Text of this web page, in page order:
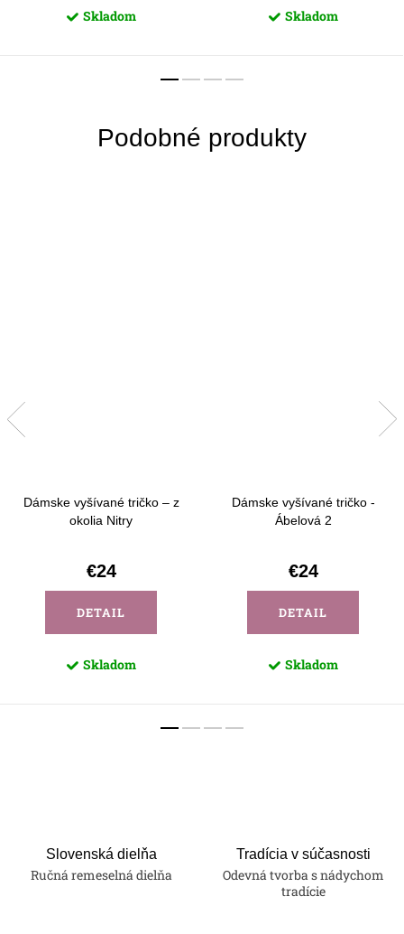
Skladom Skladom
Dámske vyšívané tričko – z
okolia Nitry
€24
DETAIL
Skladom
Dámske vyšívané tričko -
Ábelová 2
€24
DETAIL
Skladom
Slovenská dielňa
Ručná remeselná dielňa
Tradícia v súčasnosti
Odevná tvorba s nádychom
tradície